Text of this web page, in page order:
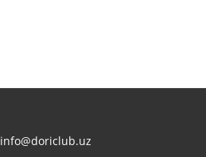
info@doriclub.uz